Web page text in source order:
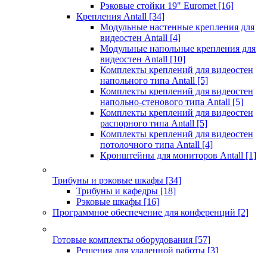
Рэковые стойки 19" Euromet [16]
Крепления Antall [34]
Модульные настенные крепления для
видеостен Antall [4]
Модульные напольные крепления для
видеостен Antall [10]
Комплекты креплений для видеостен
напольного типа Antall [5]
Комплекты креплений для видеостен
напольно-стенового типа Antall [5]
Комплекты креплений для видеостен
распорного типа Antall [5]
Комплекты креплений для видеостен
потолочного типа Antall [4]
Кронштейны для мониторов Antall [1]
Трибуны и рэковые шкафы [34]
Трибуны и кафедры [18]
Рэковые шкафы [16]
Программное обеспечение для конференций [2]
Готовые комплекты оборудования [57]
Решения для удаленной работы [3]